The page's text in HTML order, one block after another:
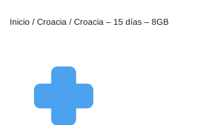
Inicio / Croacia / Croacia – 15 días – 8GB